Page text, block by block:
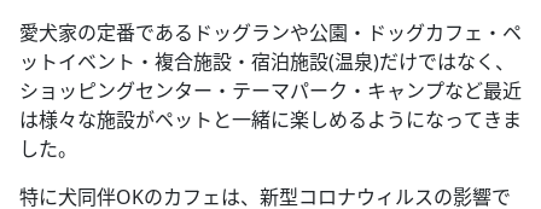
愛犬家の定番であるドッグランや公園・ドッグカフェ・ペ
ットイベント・複合施設・宿泊施設(温泉)だけではなく、
ショッピングセンター・テーマパーク・キャンプなど最近
は様々な施設がペットと一緒に楽しめるようになってきま
した。
特に犬同伴OKのカフェは、新型コロナウィルスの影響で